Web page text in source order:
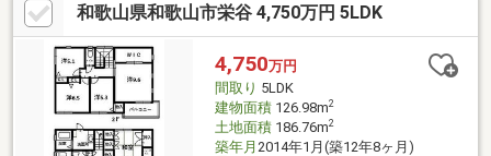
和歌山県和歌山市栄谷 4,750万円 5LDK
4,750万円
間取り 5LDK
建物面積126.98m2
土地面積186.76m2
築年月 2014年1月(築12年8ヶ月)